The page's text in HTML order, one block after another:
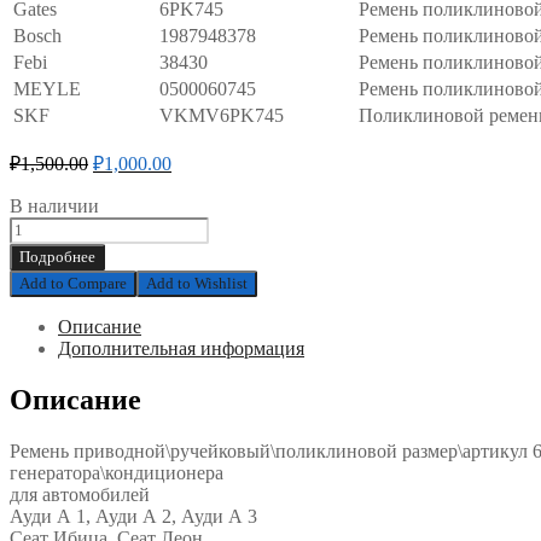
Gates
6PK745
Ремень
Bosch
1987948378
Ремень
Febi
38430
Ремень
MEYLE
0500060745
Ремень
SKF
VKMV6PK745 Поликлиновой
₽1,500.00 ₽1,000.00
В наличии
Ремень
приводной\ручейковый\поликлиновой
размер\артикул
6PK745
автомобилей
А
Ауди
А
2,
Ауди
А
Подробнее
Add to Compare
Add to Wishlist
Описание
Дополнительная информация
Описание
Ремень приводной\ручейковый\поликлиновой размер\артикул
генератора\кондиционера
для автомобилей
Ауди А 1, Ауди А 2, Ауди А 3